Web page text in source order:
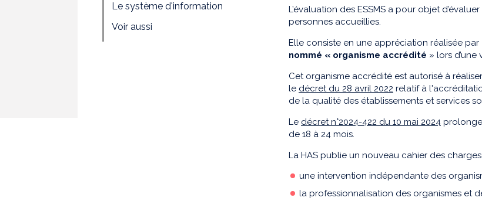
Le système d'information
Voir aussi
L’évaluation des ESSMS a pour objet
personnes accueillies.
Elle consiste en une appréciation réalisée par
nommé « organisme accrédité » lors d’une
Cet organisme accrédité est autorisé à
le décret du 28 avril 2022 relatif à
de la qualité des établissements et services
Le décret n°2024-422 du 10 mai 2024
de 18 à 24 mois.
La HAS publie un nouveau cahier des
une intervention indépendante des
la professionnalisation des organismes et